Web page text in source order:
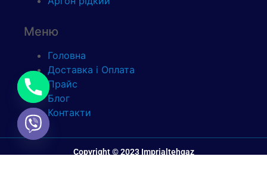
Меню
Головна
Доставка і Оплата
Прайс
Блог
Контакти
Copyright © 2023 Imprialtehgaz